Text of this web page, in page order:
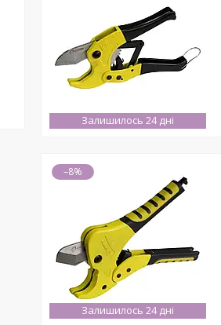
Залишилось 24 дні
–8%
Залишилось 24 дні